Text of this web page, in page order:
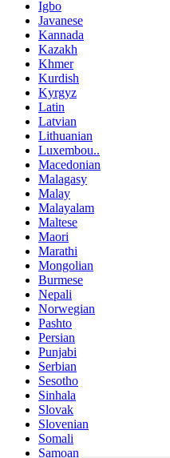
Igbo
Javanese
Kannada
Kazakh
Khmer
Kurdish
Kyrgyz
Latin
Latvian
Lithuanian
Luxembou..
Macedonian
Malagasy
Malay
Malayalam
Maltese
Maori
Marathi
Mongolian
Burmese
Nepali
Norwegian
Pashto
Persian
Punjabi
Serbian
Sesotho
Sinhala
Slovak
Slovenian
Somali
Samoan